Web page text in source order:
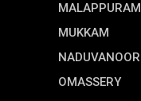
MALAPPURAM
MUKKAM
NADUVANOOR
OMASSERY